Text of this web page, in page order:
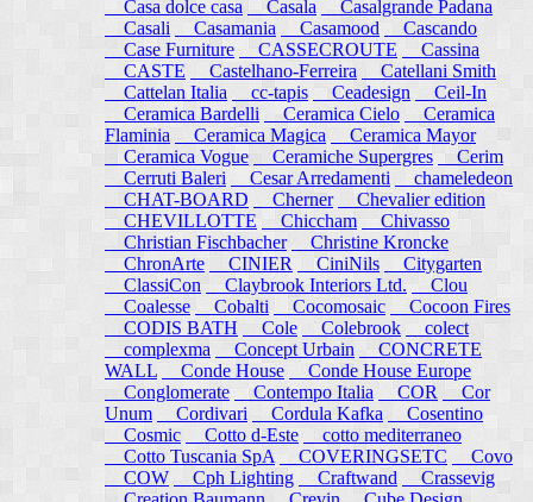
Casa dolce casa
Casala
Casalgrande Padana
Casali
Casamania Casamood
Cascando
Case Furniture
CASSECROUTE
Cassina
CASTE
Castelhano-Ferreira
Catellani Smith
Cattelan Italia
cc-tapis Ceadesign
Ceil-In
Ceramica Bardelli
Ceramica Cielo
Ceramica
Flaminia
Ceramica Magica
Ceramica Mayor
Ceramica Vogue
Ceramiche Supergres Cerim
Cerruti Baleri
Cesar Arredamenti
chameledeon
CHAT-BOARD
Cherner
Chevalier edition
CHEVILLOTTE
Chiccham
Chivasso
Christian Fischbacher
Christine Kroncke
ChronArte
CINIER CiniNils
Citygarten
ClassiCon
Claybrook Interiors Ltd.
Clou
Coalesse
Cobalti Cocomosaic
Cocoon Fires
CODIS BATH
Cole Colebrook
colect
complexma
Concept Urbain
CONCRETE
WALL
Conde House
Conde House Europe
Conglomerate
Contempo Italia COR
Cor
Unum
Cordivari Cordula Kafka
Cosentino
Cosmic
Cotto d-Este
cotto mediterraneo
Cotto Tuscania SpA
COVERINGSETC
Covo
COW
Cph Lighting Craftwand
Crassevig